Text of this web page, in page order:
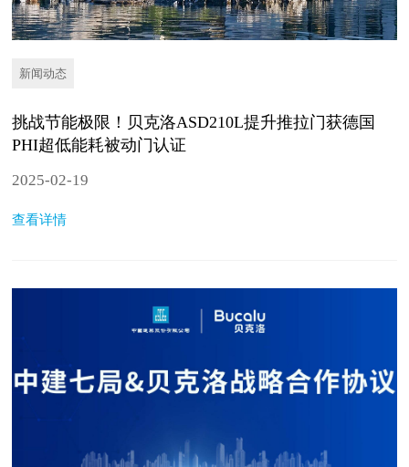
新闻动态
挑战节能极限！贝克洛ASD210L提升推拉门获德国
PHI超低能耗被动门认证
2025-02-19
查看详情